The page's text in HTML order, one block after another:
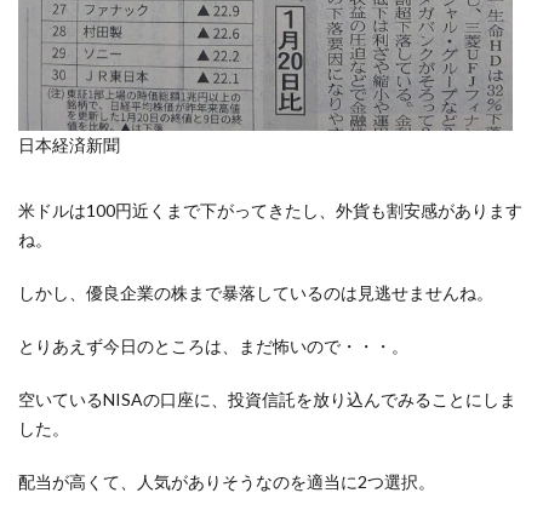
日本経済新聞
米ドルは100円近くまで下がってきたし、外貨も割安感があります
ね。
しかし、優良企業の株まで暴落しているのは見逃せませんね。
とりあえず今日のところは、まだ怖いので・・・。
空いているNISAの口座に、投資信託を放り込んでみることにしま
した。
配当が高くて、人気がありそうなのを適当に2つ選択。